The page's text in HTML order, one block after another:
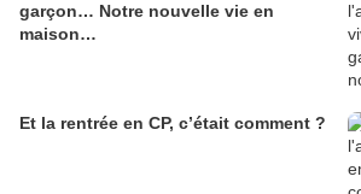
garçon… Notre nouvelle vie en
maison…
Et la rentrée en CP, c’était comment ?